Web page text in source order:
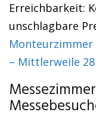
Erreichbarkeit:
unschlagbare
Monteurzimmer
– Mittlerweile